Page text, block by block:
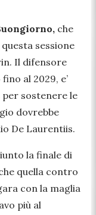
che
sessione
Il difensore
al 2029, e’
sostenere le
dovrebbe
De Laurentiis.
la finale di
quella contro
con la maglia
più al